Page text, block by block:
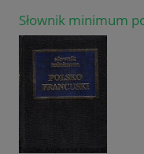
Słownik minimum